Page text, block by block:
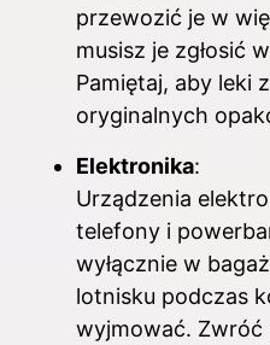
przewozić je w
musisz je zgłosić
Pamiętaj, aby leki
oryginalnych
Elektronika:
Urządzenia
telefony i
wyłącznie w
lotnisku podczas
wyjmować. Zwróć